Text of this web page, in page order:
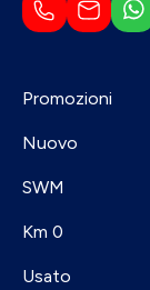
Promozioni
Nuovo
SWM
Km 0
Usato